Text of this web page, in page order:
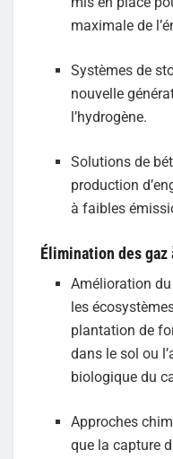
maximale de
Systèmes de
nouvelle
l’hydrogène.
Solutions de
production
à faibles
Élimination des
Amélioration
les
plantation de
dans le sol ou
biologique du
Approches
que la capture